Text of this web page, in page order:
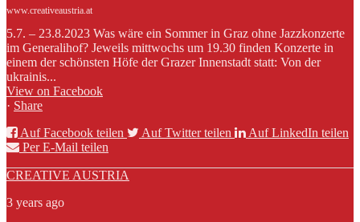
www.creativeaustria.at
5.7. – 23.8.2023 Was wäre ein Sommer in Graz ohne Jazzkonzerte
im Generalihof? Jeweils mittwochs um 19.30 finden Konzerte in
einem der schönsten Höfe der Grazer Innenstadt statt: Von der
ukrainis...
View on Facebook
· Share
Auf Facebook teilen
Auf Twitter teilen
Auf LinkedIn teilen
Per E-Mail teilen
CREATIVE AUSTRIA
3 years ago